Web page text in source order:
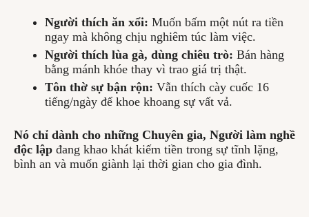
Người thích ăn xổi: Muốn bấm một nút ra tiền
ngay mà không chịu nghiêm túc làm việc.
Người thích lùa gà, dùng chiêu trò: Bán hàng
bằng mánh khóe thay vì trao giá trị thật.
Tôn thờ sự bận rộn: Vẫn thích cày cuốc 16
tiếng/ngày để khoe khoang sự vất vả.
Nó chỉ dành cho những Chuyên gia, Người làm nghề
độc lập đang khao khát kiếm tiền trong sự tĩnh lặng,
bình an và muốn giành lại thời gian cho gia đình.